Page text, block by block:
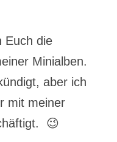
Euch die
Minialben.
aber ich
mit meiner
😉